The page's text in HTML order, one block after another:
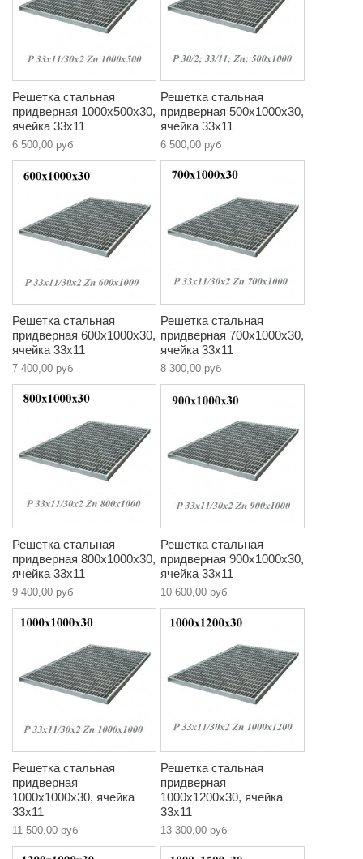
Решетка стальная
придверная 1000х500х30,
ячейка 33х11
6 500,00 руб
Решетка стальная
придверная 500х1000х30,
ячейка 33х11
6 500,00 руб
Решетка стальная
придверная 600х1000х30,
ячейка 33х11
7 400,00 руб
Решетка стальная
придверная 700х1000х30,
ячейка 33х11
8 300,00 руб
Решетка стальная
придверная 800х1000х30,
ячейка 33х11
9 400,00 руб
Решетка стальная
придверная 900х1000х30,
ячейка 33х11
10 600,00 руб
Решетка стальная
придверная
1000х1000х30, ячейка
33х11
11 500,00 руб
Решетка стальная
придверная
1000х1200х30, ячейка
33х11
13 300,00 руб